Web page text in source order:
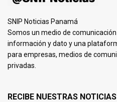
SNIP Noticias Panamá
Somos un medio de
información y dato y una
para empresas, medios de
privadas.
RECIBE NUESTRAS